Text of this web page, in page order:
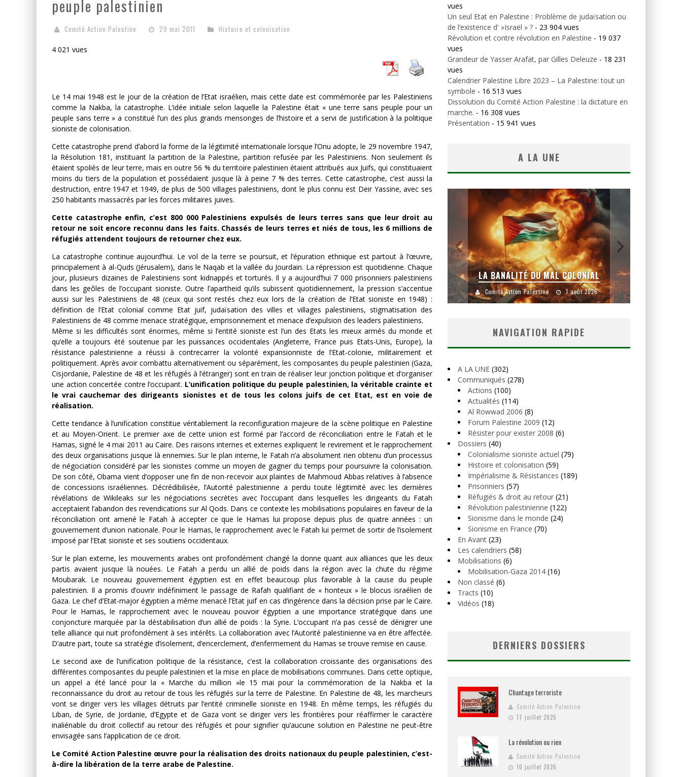
peuple palestinien
Comité Action Palestine 29 mai 2011 Histoire et colonisation
4 021 vues
Le 14 mai 1948 est le jour de la création de l’Etat israélien, mais cette date est commémorée par les Palestiniens
comme la Nakba, la catastrophe. L’idée initiale selon laquelle la Palestine était « une terre sans peuple pour un
peuple sans terre » a constitué l’un des plus grands mensonges de l’histoire et a servi de justification à la politique
sioniste de colonisation.
Cette catastrophe prend d’abord la forme de la légitimité internationale lorsque l’Onu adopte, le 29 novembre 1947,
la Résolution 181, instituant la partition de la Palestine, partition refusée par les Palestiniens. Non seulement ils
étaient spoliés de leur terre, mais en outre 56 % du territoire palestinien étaient attribués aux Juifs, qui constituaient
moins du tiers de la population et possédaient jusque là à peine 7 % des terres. Cette catastrophe, c’est aussi la
destruction, entre 1947 et 1949, de plus de 500 villages palestiniens, dont le plus connu est Deir Yassine, avec ses
250 habitants massacrés par les forces militaires juives.
Cette catastrophe enfin, c’est 800 000 Palestiniens expulsés de leurs terres sans que leur droit au
retour ne soit encore reconnu dans les faits. Chassés de leurs terres et niés de tous, les 6 millions de
réfugiés attendent toujours de retourner chez eux.
La catastrophe continue aujourd’hui. Le vol de la terre se poursuit, et l’épuration ethnique est partout à l’œuvre,
principalement à al-Quds (Jérusalem), dans le Naqab et la vallée du Jourdain. La répression est quotidienne. Chaque
jour, plusieurs dizaines de Palestiniens sont kidnappés et torturés. Il y a aujourd’hui 7 000 prisonniers palestiniens
dans les geôles de l’occupant sioniste. Outre l’apartheid qu’ils subissent quotidiennement, la pression s’accentue
aussi sur les Palestiniens de 48 (ceux qui sont restés chez eux lors de la création de l’Etat sioniste en 1948) :
définition de l’Etat colonial comme Etat juif, judaïsation des villes et villages palestiniens, stigmatisation des
Palestiniens de 48 comme menace stratégique, emprisonnement et menace d’expulsion des leaders palestiniens.
Même si les difficultés sont énormes, même si l’entité sioniste est l’un des Etats les mieux armés du monde et
qu’elle a toujours été soutenue par les puissances occidentales (Angleterre, France puis Etats-Unis, Europe), la
résistance palestinienne a réussi à contrecarrer la volonté expansionniste de l’Etat-colonie, militairement et
politiquement. Après avoir combattu alternativement ou séparément, les composantes du peuple palestinien (Gaza,
Cisjordanie, Palestine de 48 et les réfugiés à l’étranger) sont en train de réaliser leur jonction politique et d’organiser
une action concertée contre l’occupant. L’unification politique du peuple palestinien, la véritable crainte et
le vrai cauchemar des dirigeants sionistes et de tous les colons juifs de cet Etat, est en voie de
réalisation.
Cette tendance à l’unification constitue véritablement la reconfiguration majeure de la scène politique en Palestine
et au Moyen-Orient. Le premier axe de cette union est formé par l’accord de réconciliation entre le Fatah et le
Hamas, signé le 4 mai 2011 au Caire. Des raisons internes et externes expliquent le revirement et le rapprochement
des deux organisations jusque là ennemies. Sur le plan interne, le Fatah n’a absolument rien obtenu d’un processus
de négociation considéré par les sionistes comme un moyen de gagner du temps pour poursuivre la colonisation.
De son côté, Obama vient d’opposer une fin de non-recevoir aux plaintes de Mahmoud Abbas relatives à l’absence
de concessions israéliennes. Décrédibilisée, l’Autorité palestinienne a perdu toute légitimité avec les dernières
révélations de Wikileaks sur les négociations secrètes avec l’occupant dans lesquelles les dirigeants du Fatah
acceptaient l’abandon des revendications sur Al Qods. Dans ce contexte les mobilisations populaires en faveur de la
réconciliation ont amené le Fatah à accepter ce que le Hamas lui propose depuis plus de quatre années : un
gouvernement d’union nationale. Pour le Hamas, le rapprochement avec le Fatah lui permet de sortir de l’isolement
imposé par l’Etat sioniste et ses soutiens occidentaux.
Sur le plan externe, les mouvements arabes ont profondément changé la donne quant aux alliances que les deux
partis avaient jusque là nouées. Le Fatah a perdu un allié de poids dans la région avec la chute du régime
Moubarak. Le nouveau gouvernement égyptien est en effet beaucoup plus favorable à la cause du peuple
palestinien. Il a promis d’ouvrir indéfiniment le passage de Rafah qualifiant de « honteux » le blocus israélien de
Gaza. Le chef d’Etat-major égyptien a même menacé l’Etat juif en cas d’ingérence dans la décision prise par le Caire.
Pour le Hamas, le rapprochement avec le nouveau pouvoir égyptien a une importance stratégique dans une
conjoncture marquée par la déstabilisation d’un allié de poids : la Syrie. L’occupant n’a pas cessé de dénigrer une
telle alliance qui nuit profondément à ses intérêts. La collaboration avec l’Autorité palestinienne va en être affectée.
D’autre part, toute sa stratégie d’isolement, d’encerclement, d’enfermement du Hamas se trouve remise en cause.
Le second axe de l’unification politique de la résistance, c’est la collaboration croissante des organisations des
différentes composantes du peuple palestinien et la mise en place de mobilisations communes. Dans cette optique,
un appel a été lancé pour la « Marche du million »le 15 mai pour la commémoration de la Nakba et la
reconnaissance du droit au retour de tous les réfugiés sur la terre de Palestine. En Palestine de 48, les marcheurs
vont se diriger vers les villages détruits par l’entité criminelle sioniste en 1948. En même temps, les réfugiés du
Liban, de Syrie, de Jordanie, d’Egypte et de Gaza vont se diriger vers les frontières pour réaffirmer le caractère
inaliénable du droit collectif au retour des réfugiés et pour signifier qu’aucune solution en Palestine ne peut-être
envisagée sans l’application de ce droit.
Le Comité Action Palestine œuvre pour la réalisation des droits nationaux du peuple palestinien, c’est-
à-dire la libération de la terre arabe de Palestine.
vues
Un seul Etat en Palestine : Problème de judaïsation ou
de l’existence d' »Israël » ? - 23 904 vues
Révolution et contre révolution en Palestine - 19 037
vues
Grandeur de Yasser Arafat, par Gilles Deleuze - 18 231
vues
Calendrier Palestine Libre 2023 – La Palestine: tout un
symbole - 16 513 vues
Dissolution du Comité Action Palestine : la dictature en
marche. - 16 308 vues
Présentation - 15 941 vues
A LA UNE
DES ACCORDS DE PAIX SANS LE
PEUPLE ET CONTRE LE PEUPLE
Comité Action Palestine 3 juillet 2026
LA BANALITÉ DU MAL COLONIAL
Comité Action Palestine 1 août 2026
NAVIGATION RAPIDE
A LA UNE (302)
Communiqués (278)
Actions (100)
Actualités (114)
Al Rowwad 2006 (8)
Forum Palestine 2009 (12)
Résister pour exister 2008 (6)
Dossiers (40)
Colonialisme sioniste actuel (79)
Histoire et colonisation (59)
Impérialisme & Résistances (189)
Prisonniers (57)
Réfugiés & droit au retour (21)
Révolution palestinienne (122)
Sionisme dans le monde (24)
Sionisme en France (70)
En Avant (23)
Les calendriers (58)
Mobilisations (6)
Mobilisation-Gaza 2014 (16)
Non classé (6)
Tracts (10)
Vidéos (18)
DERNIERS DOSSIERS
Chantage terroriste
Comité Action Palestine
17 juillet 2026
La révolution ou rien
Comité Action Palestine
10 juillet 2026